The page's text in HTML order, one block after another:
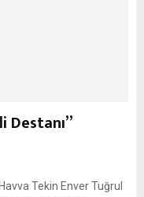
Destanı”
Tekin Enver Tuğrul